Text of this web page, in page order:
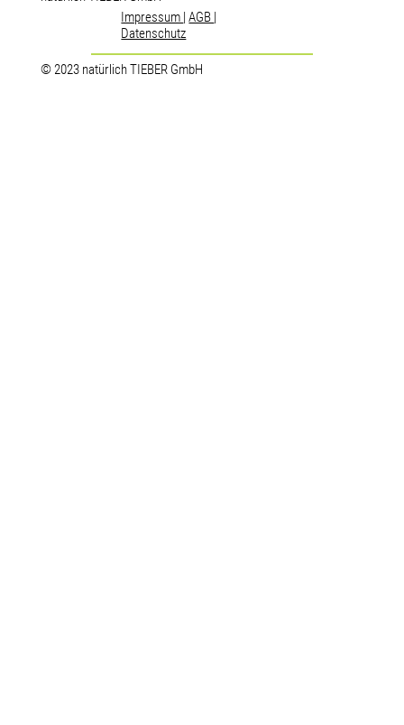
© 2023 natürlich TIEBER GmbH
Impressum |AGB |
Datenschutz